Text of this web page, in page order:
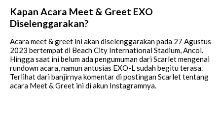
Kapan Acara Meet & Greet EXO
Diselenggarakan?
Acara meet & greet ini akan diselenggarakan pada 27 Agustus
2023 bertempat di Beach City International Stadium, Ancol.
Hingga saat ini belum ada pengumuman dari Scarlet mengenai
rundown acara, namun antusias EXO-L sudah begitu terasa.
Terlihat dari banjirnya komentar di postingan Scarlet tentang
acara Meet & Greet ini di akun Instagramnya.